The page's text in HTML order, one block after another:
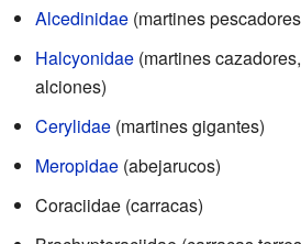
Alcedinidae (martines
Halcyonidae (martines
alciones)
Cerylidae (martines gigantes)
Meropidae (abejarucos)
Coraciidae (carracas)